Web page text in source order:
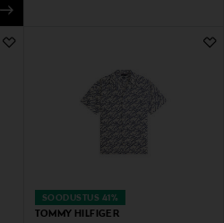
SOODUSTUS 41%
TOMMY HILFIGER